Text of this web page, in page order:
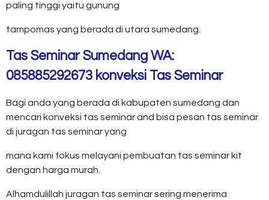
paling tinggi yaitu gunung
tampomas yang berada di utara sumedang.
Tas Seminar Sumedang WA:
085885292673 konveksi Tas Seminar
Bagi anda yang berada di kabupaten sumedang dan
mencari konveksi tas seminar and bisa pesan tas seminar
di juragan tas seminar yang
mana kami fokus melayani pembuatan tas seminar kit
dengan harga murah.
Alhamdulillah juragan tas seminar sering menerima